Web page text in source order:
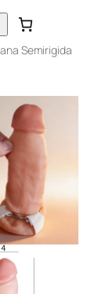
Semirigida